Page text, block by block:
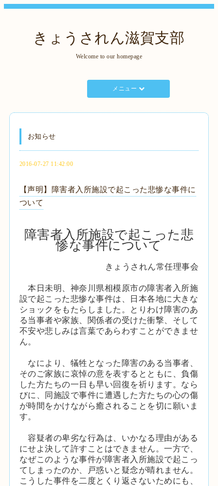
きょうされん滋賀支部
Welcome to our homepage
メニュー
お知らせ
2016-07-27 11:42:00
【声明】障害者入所施設で起こった悲惨な事件に
ついて
障害者入所施設で起こった悲
惨な事件について
きょうされん常任理事会
本日未明、神奈川県相模原市の障害者入所施
設で起こった悲惨な事件は、日本各地に大きな
ショックをもたらしました。とりわけ障害のあ
る当事者や家族、関係者の受けた衝撃、そして
不安や悲しみは言葉であらわすことができませ
ん。
なにより、犠牲となった障害のある当事者、
そのご家族に哀悼の意を表するとともに、負傷
した方たちの一日も早い回復を祈ります。なら
びに、同施設で事件に遭遇した方たちの心の傷
が時間をかけながら癒されることを切に願いま
す。
容疑者の卑劣な行為は、いかなる理由がある
にせよ決して許すことはできません。一方で、
なぜこのような事件が障害者入所施設で起こっ
てしまったのか、戸惑いと疑念が晴れません。
こうした事件を二度とくり返さないためにも、